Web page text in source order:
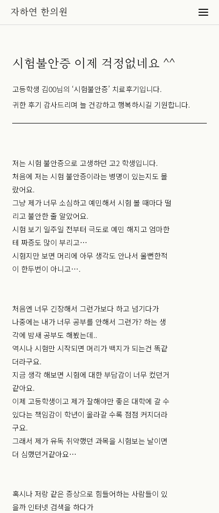
시험불안증 이제 걱정없네요 ^^
고등학생 김00님의 ‘시험불안증’ 치료후기입니다.
귀한 후기 감사드리며 늘 건강하고 행복하시길 기원합니다.
저는 시험 불안증으로 고생하던 고2 학생입니다.
처음에 저는 시험 불안증이라는 병명이 있는지도 몰
랐어요.
그냥 제가 너무 소심하고 예민해서 시험 볼 때마다 떨
리고 불안한 줄 알았어요.
시험 보기 일주일 전부터 극도로 예민 해지고 엄마한
테 짜증도 많이 부리고…
시험지만 보면 머리에 아무 생각도 안나서 울뻔한적
이 한두번이 아니고….
처음엔 너무 긴장해서 그런가보다 하고 넘기다가
나중에는 내가 너무 공부를 안해서 그런가? 하는 생
각에 밤새 공부도 해봤는데..
역시나 시험만 시작되면 머리가 백지가 되는건 똑같
더라구요.
지금 생각 해보면 시험에 대한 부담감이 너무 컸던거
같아요.
이제 고등학생이고 제가 잘해야만 좋은 대학에 갈 수
있다는 책임감이 학년이 올라갈 수록 점점 커지더라
구요.
그래서 제가 유독 취약했던 과목을 시험보는 날이면
더 심했던거같아요…
혹시나 저랑 같은 증상으로 힘들어하는 사람들이 있
을까 인터넷 검색을 하다가